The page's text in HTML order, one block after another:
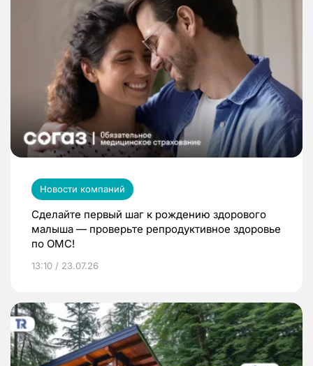
Новости компаний
Сделайте первый шаг к рождению здорового
малыша — проверьте репродуктивное здоровье
по ОМС!
13:10 / 23.07.26